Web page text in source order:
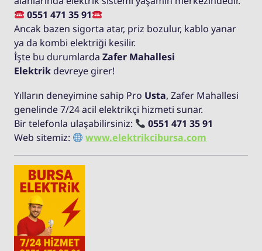
0551 471 35 91
Ancak bazen sigorta atar, priz bozulur, kablo yanar
ya da kombi elektriği kesilir.
İşte bu durumlarda Zafer Mahallesi
Elektrik devreye girer!
Yılların deneyimine sahip Pro Usta, Zafer Mahallesi
genelinde 7/24 acil elektrikçi hizmeti sunar.
Bir telefonla ulaşabilirsiniz:
0551 471 35 91
Web sitemiz:
www.elektrikcibursa.com